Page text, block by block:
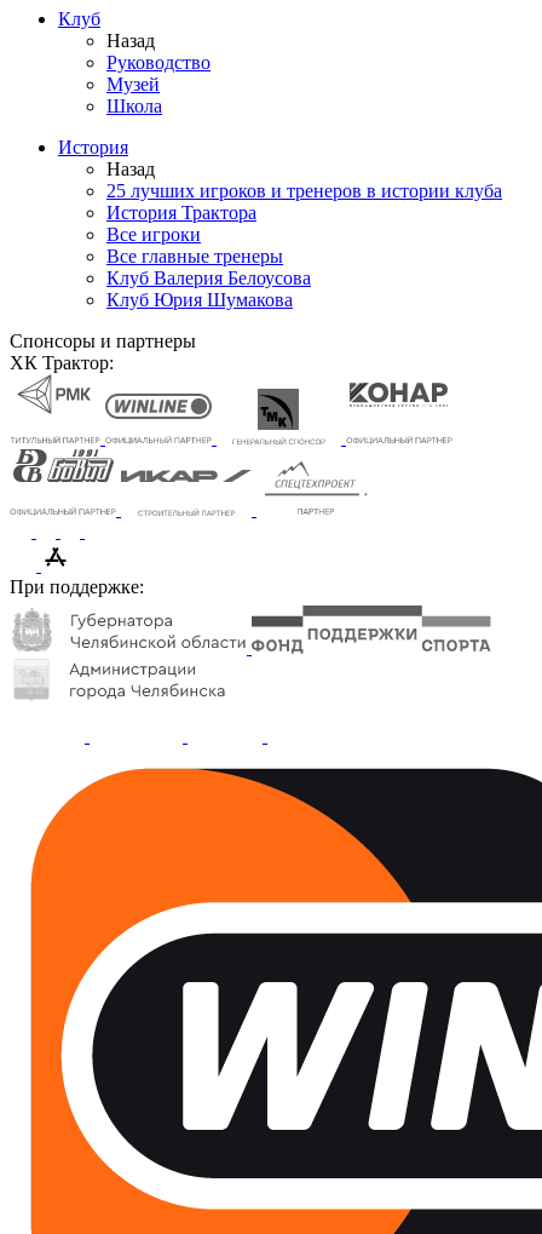
Клуб
Назад
Руководство
Музей
Школа
История
Назад
25 лучших игроков и тренеров в истории клуба
История Трактора
Все игроки
Все главные тренеры
Клуб Валерия Белоусова
Клуб Юрия Шумакова
Спонсоры и партнеры
ХК Трактор:
При поддержке: